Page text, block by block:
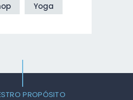
Yoga
PROPÓSITO